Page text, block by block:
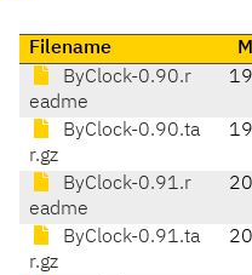
Filename
ByClock-0.90.r
eadme
ByClock-0.90.ta
r.gz
ByClock-0.91.r
eadme
ByClock-0.91.ta
r.gz